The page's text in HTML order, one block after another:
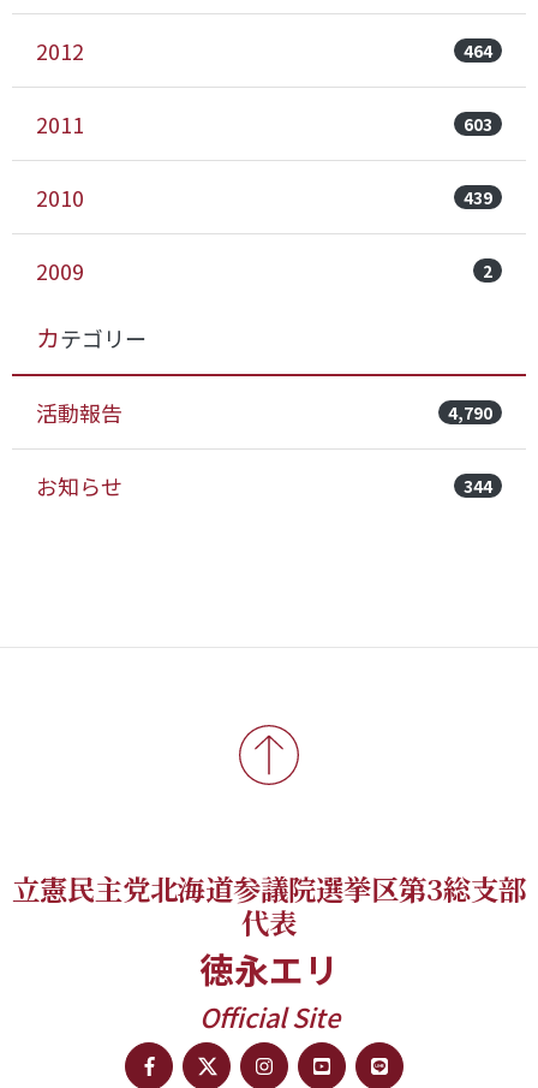
2012 464
2011 603
2010 439
2009 2
カテゴリー
活動報告 4,790
お知らせ 344
立憲民主党北海道参議院選挙区第3総支部
代表
徳永エリ
Official Site